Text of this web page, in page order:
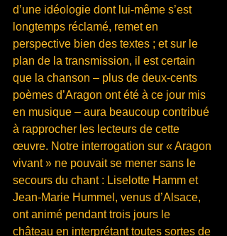
d’une idéologie dont lui-même s’est
longtemps réclamé, remet en
perspective bien des textes ; et sur le
plan de la transmission, il est certain
que la chanson – plus de deux-cents
poèmes d’Aragon ont été à ce jour mis
en musique – aura beaucoup contribué
à rapprocher les lecteurs de cette
œuvre. Notre interrogation sur « Aragon
vivant » ne pouvait se mener sans le
secours du chant : Liselotte Hamm et
Jean-Marie Hummel, venus d’Alsace,
ont animé pendant trois jours le
château en interprétant toutes sortes de